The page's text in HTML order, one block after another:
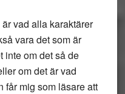
vad alla karaktärer
vara det som är
inte om det så de
om det är vad
får mig som läsare att